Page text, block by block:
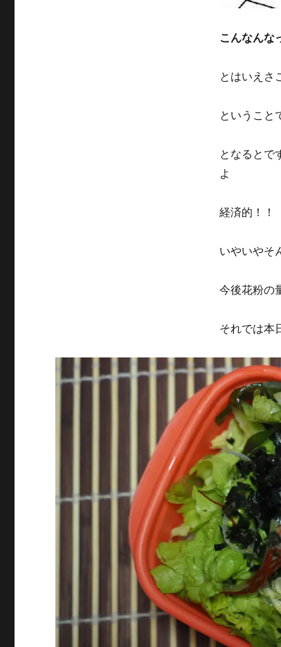
こんなんな
とはいえさ
ということ
となるとで
よ
経済的！！
いやいやそ
今後花粉の
それでは本